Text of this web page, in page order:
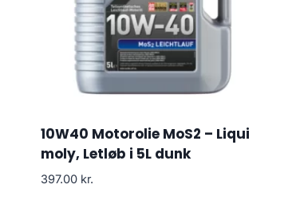
10W40 Motorolie MoS2 – Liqui
moly, Letløb i 5L dunk
397.00 kr.